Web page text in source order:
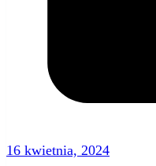
16 kwietnia, 2024